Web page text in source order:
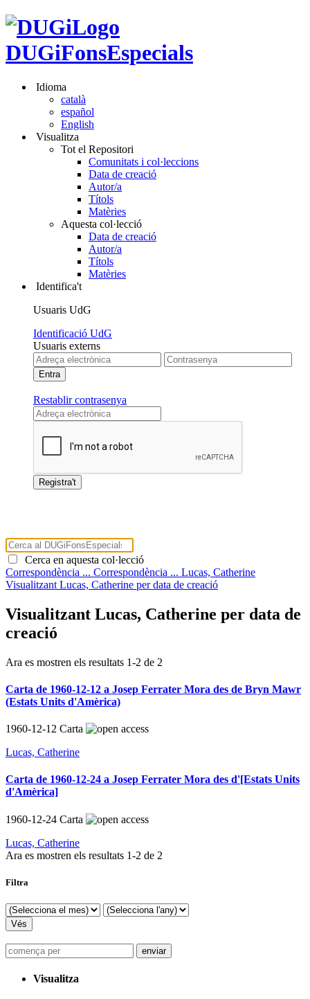
DUGiFonsEspecials
Idioma
català
español
English
Visualitza
Tot el Repositori
Comunitats i col·leccions
Data de creació
Autor/a
Títols
Matèries
Aquesta col·lecció
Data de creació
Autor/a
Títols
Matèries
Identifica't
Usuaris UdG
Identificació UdG
Usuaris externs
Restablir contrasenya
Cerca en aquesta col·lecció
Correspondència ... Correspondència ... Lucas, Catherine
Visualitzant Lucas, Catherine per data de creació
Visualitzant Lucas, Catherine per data de
creació
Ara es mostren els resultats 1-2 de 2
Carta de 1960-12-12 a Josep Ferrater Mora des de Bryn Mawr
(Estats Units d'Amèrica)
1960-12-12 Carta
Lucas, Catherine
Carta de 1960-12-24 a Josep Ferrater Mora des d'[Estats Units
d'Amèrica]
1960-12-24 Carta
Lucas, Catherine
Ara es mostren els resultats 1-2 de 2
Filtra
Visualitza